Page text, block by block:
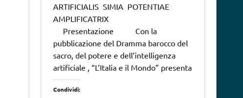
ARTIFICIALIS SIMIA POTENTIAE
AMPLIFICATRIX
Presentazione Con la
pubblicazione del Dramma barocco del
sacro, del potere e dell’intelligenza
artificiale , “L’Italia e il Mondo” presenta
Condividi: